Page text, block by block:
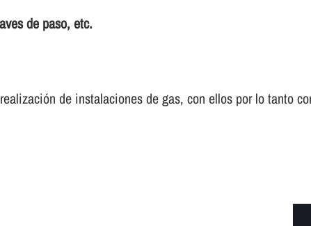
de paso, etc.
de instalaciones de gas, con ellos por lo tanto